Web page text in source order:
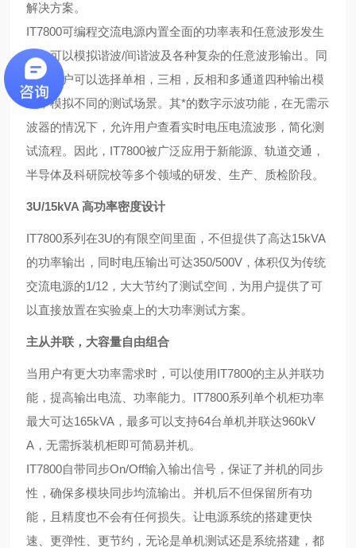
解决方案。
IT7800可编程交流电源内置全面的功率表和任意波形发生
器，可以模拟谐波/间谐波及各种复杂的任意波形输出。同
时，用户可以选择单相，三相，反相和多通道四种输出模
式，模拟不同的测试场景。其*的数字示波功能，在无需示
波器的情况下，允许用户查看实时电压电流波形，简化测
试流程。因此，IT7800被广泛应用于新能源、轨道交通，
半导体及科研院校等多个领域的研发、生产、质检阶段。
3U/15kVA 高功率密度设计
IT7800系列在3U的有限空间里面，不但提供了高达15kVA
的功率输出，同时电压输出可达350/500V，体积仅为传统
交流电源的1/12，大大节约了测试空间， 为用户提供了可
以直接放置在实验桌上的大功率测试方案。
主从并联，大容量自由组合
当用户有更大功率需求时，可以使用IT7800的主从并联功
能，提高输出电流、功率能力。IT7800系列单个机柜功率
最大可达165kVA，最多可以支持64台单机并联达960kV
A，无需拆装机柜即可简易并机。
IT7800自带同步On/Off输入输出信号，保证了并机的同步
性，确保多模块同步均流输出。并机后不但保留所有功
能，且精度也不会有任何损失。让电源系统的搭建更快
速、更弹性、更节约，无论是单机测试还是系统搭建，都